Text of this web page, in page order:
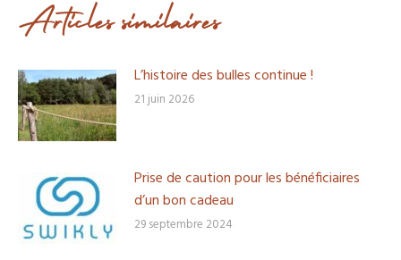
Articles similaires
L’histoire des bulles continue !
21 juin 2026
Prise de caution pour les bénéficiaires
d’un bon cadeau
29 septembre 2024